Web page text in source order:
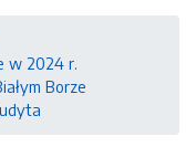
w 2024 r.
Borze